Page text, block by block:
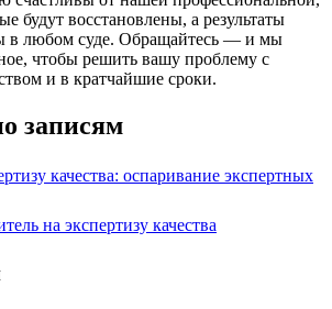
будут восстановлены, а результаты
в любом суде. Обращайтесь — и мы
чтобы решить вашу проблему с
и в кратчайшие сроки.
записям
качества: оспаривание экспертных
на экспертизу качества